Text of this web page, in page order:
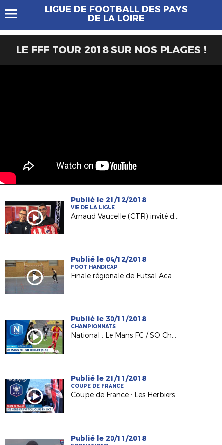
LIGUE DE FOOTBALL DES PAYS
DE LA LOIRE
LE FFF TOUR 2018 SUR NOS PLAGES !
Publié le 21/12/2018
VIE DE LA LIGUE
Arnaud Vaucelle (CTR) invité de France 3 Pays de la Loire
Publié le 04/12/2018
FOOT HANDICAP
Finale régionale de Futsal Adapté à Châteaubriant
Publié le 30/11/2018
CHAMPIONNATS
National : Le Mans FC / SO Cholet (1-1)
Publié le 21/11/2018
COUPE DE FRANCE
Coupe de France : Les Herbiers VF toujours en lice !
Publié le 20/11/2018